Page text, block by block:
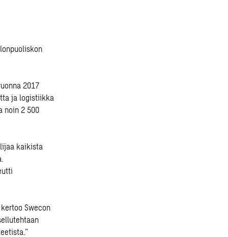
2017
ja logistiikka
noin 2 500
kaikista
Swecon